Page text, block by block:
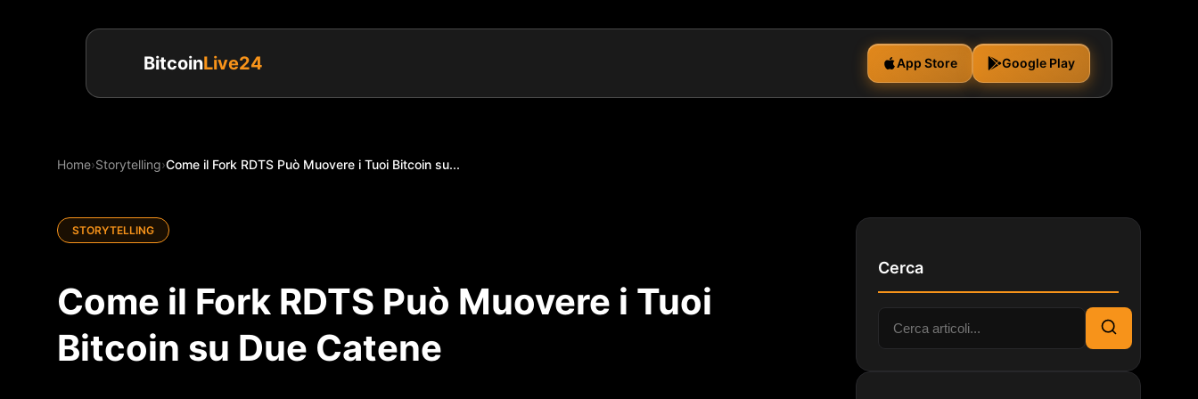
BitcoinLive24 App Store Google Play
Home›Storytelling›Come il Fork RDTS Può Muovere i Tuoi Bitcoin su...
STORYTELLING
Come il Fork RDTS Può Muovere i Tuoi
Bitcoin su Due Catene
Cerca
Cerca:
Cerca